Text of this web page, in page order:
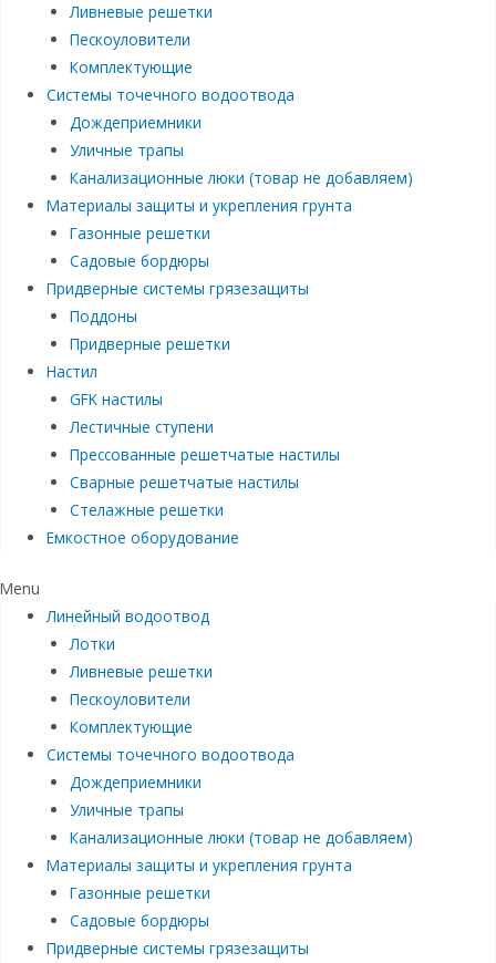
Ливневые решетки
Пескоуловители
Комплектующие
Системы точечного водоотвода
Дождеприемники
Уличные трапы
Канализационные люки (товар не добавляем)
Материалы защиты и укрепления грунта
Газонные решетки
Садовые бордюры
Придверные системы грязезащиты
Поддоны
Придверные решетки
Настил
GFK настилы
Лестичные ступени
Прессованные решетчатые настилы
Сварные решетчатые настилы
Стелажные решетки
Емкостное оборудование
Menu
Линейный водоотвод
Лотки
Ливневые решетки
Пескоуловители
Комплектующие
Системы точечного водоотвода
Дождеприемники
Уличные трапы
Канализационные люки (товар не добавляем)
Материалы защиты и укрепления грунта
Газонные решетки
Садовые бордюры
Придверные системы грязезащиты